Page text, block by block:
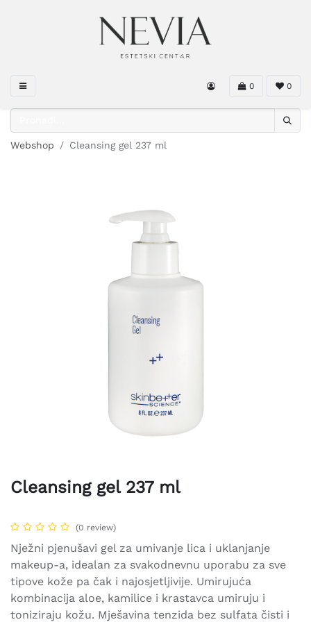
0 0
Webshop Cleansing gel 237 ml
Cleansing gel 237 ml
(0 review)
Nježni pjenušavi gel za umivanje lica i uklanjanje
makeup-a, idealan za svakodnevnu uporabu za sve
tipove kože pa čak i najosjetljivije. Umirujuća
kombinacija aloe, kamilice i krastavca umiruju i
toniziraju kožu. Mješavina tenzida bez sulfata čisti i